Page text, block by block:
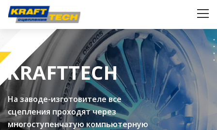
KRAFTTECH
На заводе-изготовителе все
сцепления проходят через
многоступенчатую компьютерную